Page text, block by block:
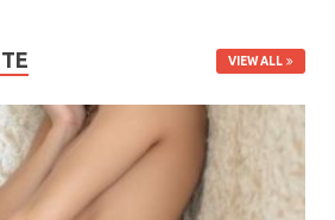
VIEW ALL